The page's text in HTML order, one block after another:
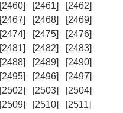
[2460] [2461]
[2462]
[2467] [2468]
[2469]
[2474] [2475]
[2476]
[2481] [2482]
[2483]
[2488] [2489]
[2490]
[2495] [2496]
[2497]
[2502] [2503]
[2504]
[2509] [2510]
[2511]